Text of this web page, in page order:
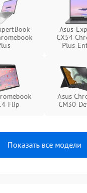
Asus
CX54
Plus
Flip
Asus
CM30
Показать все модели